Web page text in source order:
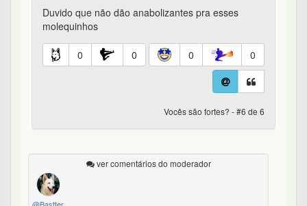
Duvido que não dão anabolizantes pra esses
molequinhos
0 0 0 0
Vocês são fortes? - #6 de 6
ver comentários do moderador